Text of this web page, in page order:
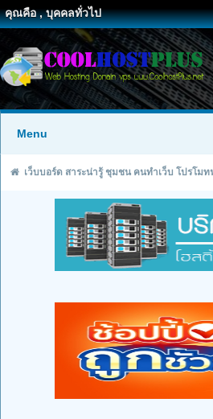
คุณคือ , บุคคลทั่วไป
Menu
เว็บบอร์ด สาระน่ารู้ ชุมชน คนทำเว็บ โปรโม